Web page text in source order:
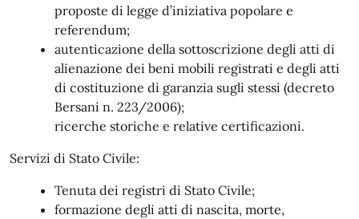
proposte di legge d’iniziativa popolare e
referendum;
autenticazione della sottoscrizione degli atti di
alienazione dei beni mobili registrati e degli atti
di costituzione di garanzia sugli stessi (decreto
Bersani n. 223/2006);
ricerche storiche e relative certificazioni.
Servizi di Stato Civile:
Tenuta dei registri di Stato Civile;
formazione degli atti di nascita, morte,